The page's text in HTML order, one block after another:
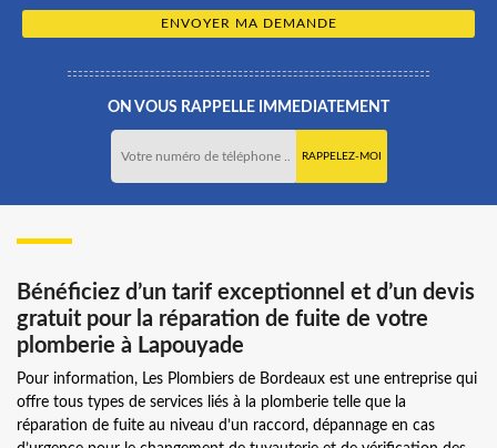
ON VOUS RAPPELLE IMMEDIATEMENT
Bénéficiez d’un tarif exceptionnel et d’un devis
gratuit pour la réparation de fuite de votre
plomberie à Lapouyade
Pour information, Les Plombiers de Bordeaux est une entreprise qui
offre tous types de services liés à la plomberie telle que la
réparation de fuite au niveau d’un raccord, dépannage en cas